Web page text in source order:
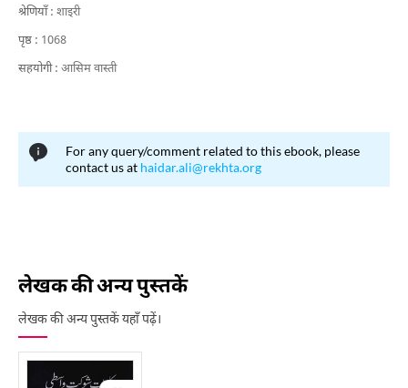
श्रेणियाँ : शाइरी
पृष्ठ : 1068
सहयोगी : आसिम वास्ती
For any query/comment related to this ebook, please
contact us at haidar.ali@rekhta.org
लेखक की अन्य पुस्तकें
लेखक की अन्य पुस्तकें यहाँ पढ़ें।